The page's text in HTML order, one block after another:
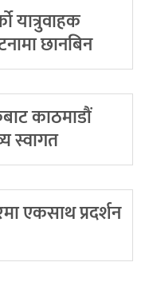
यात्रुवाहक
छानबिन
काठमाडौं
स्वागत
एकसाथ प्रदर्शन